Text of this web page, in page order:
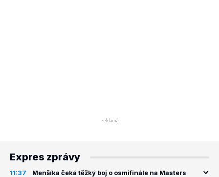
Expres zprávy
11:37 Menšíka čeká těžký boj o osmifinále na Masters